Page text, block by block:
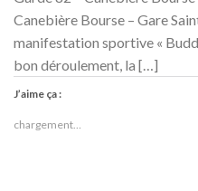
Canebière Bourse – Gare
manifestation sportive «
bon déroulement, la […]
J’aime ça :
chargement…